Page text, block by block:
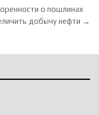
о пошлинах
добычу нефти →